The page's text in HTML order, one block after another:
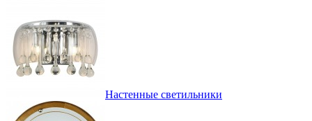
Настенные светильники